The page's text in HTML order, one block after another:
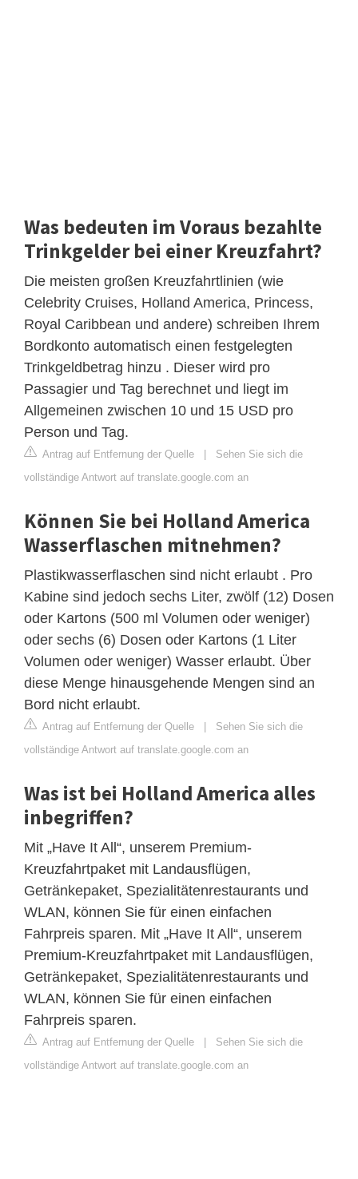
Was bedeuten im Voraus bezahlte
Trinkgelder bei einer Kreuzfahrt?
Die meisten großen Kreuzfahrtlinien (wie
Celebrity Cruises, Holland America, Princess,
Royal Caribbean und andere) schreiben Ihrem
Bordkonto automatisch einen festgelegten
Trinkgeldbetrag hinzu . Dieser wird pro
Passagier und Tag berechnet und liegt im
Allgemeinen zwischen 10 und 15 USD pro
Person und Tag.
Antrag auf Entfernung der Quelle | Sehen Sie sich die
vollständige Antwort auf translate.google.com an
Können Sie bei Holland America
Wasserflaschen mitnehmen?
Plastikwasserflaschen sind nicht erlaubt . Pro
Kabine sind jedoch sechs Liter, zwölf (12) Dosen
oder Kartons (500 ml Volumen oder weniger)
oder sechs (6) Dosen oder Kartons (1 Liter
Volumen oder weniger) Wasser erlaubt. Über
diese Menge hinausgehende Mengen sind an
Bord nicht erlaubt.
Antrag auf Entfernung der Quelle | Sehen Sie sich die
vollständige Antwort auf translate.google.com an
Was ist bei Holland America alles
inbegriffen?
Mit „Have It All“, unserem Premium-
Kreuzfahrtpaket mit Landausflügen,
Getränkepaket, Spezialitätenrestaurants und
WLAN, können Sie für einen einfachen
Fahrpreis sparen. Mit „Have It All“, unserem
Premium-Kreuzfahrtpaket mit Landausflügen,
Getränkepaket, Spezialitätenrestaurants und
WLAN, können Sie für einen einfachen
Fahrpreis sparen.
Antrag auf Entfernung der Quelle | Sehen Sie sich die
vollständige Antwort auf translate.google.com an